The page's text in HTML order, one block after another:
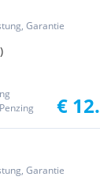
Garantie
€
Garantie